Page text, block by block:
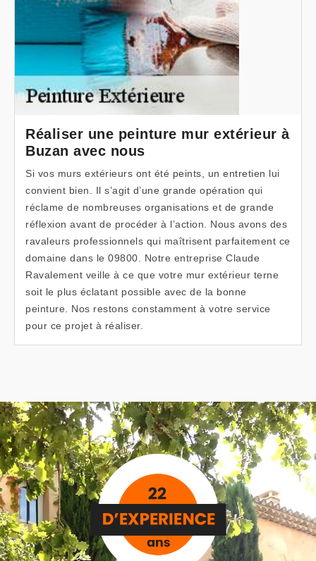
Réaliser une peinture mur extérieur à
Buzan avec nous
Si vos murs extérieurs ont été peints, un entretien lui
convient bien. Il s’agit d’une grande opération qui
réclame de nombreuses organisations et de grande
réflexion avant de procéder à l’action. Nous avons des
ravaleurs professionnels qui maîtrisent parfaitement ce
domaine dans le 09800. Notre entreprise Claude
Ravalement veille à ce que votre mur extérieur terne
soit le plus éclatant possible avec de la bonne
peinture. Nos restons constamment à votre service
pour ce projet à réaliser.